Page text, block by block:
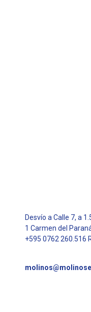
Desvío a Calle 7, a
1 Carmen del
+595 0762 260.516